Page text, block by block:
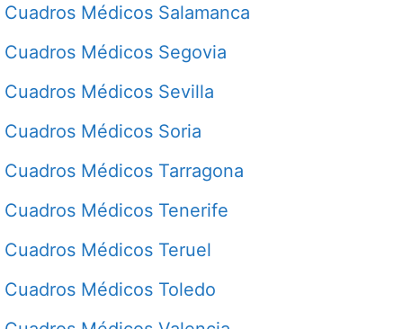
Cuadros Médicos Salamanca
Cuadros Médicos Segovia
Cuadros Médicos Sevilla
Cuadros Médicos Soria
Cuadros Médicos Tarragona
Cuadros Médicos Tenerife
Cuadros Médicos Teruel
Cuadros Médicos Toledo